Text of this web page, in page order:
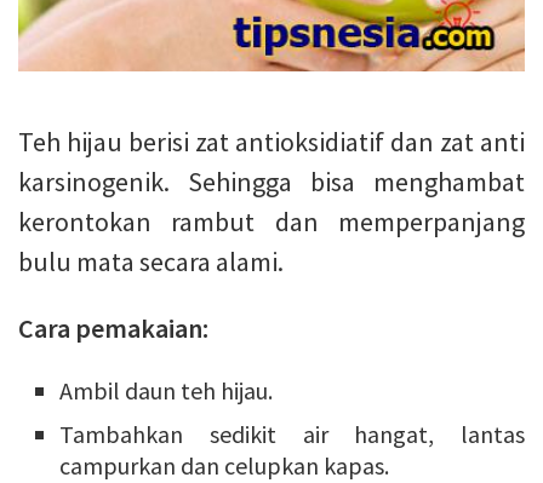
Teh hijau berisi zat antioksidiatif dan zat anti
karsinogenik. Sehingga bisa menghambat
kerontokan rambut dan memperpanjang
bulu mata secara alami.
Cara pemakaian:
Ambil daun teh hijau.
Tambahkan sedikit air hangat, lantas
campurkan dan celupkan kapas.